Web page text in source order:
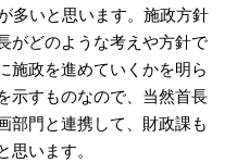
多いと思います。施政方針
がどのような考えや方針で
施政を進めていくかを明ら
示すものなので、当然首長
部門と連携して、財政課も
います。